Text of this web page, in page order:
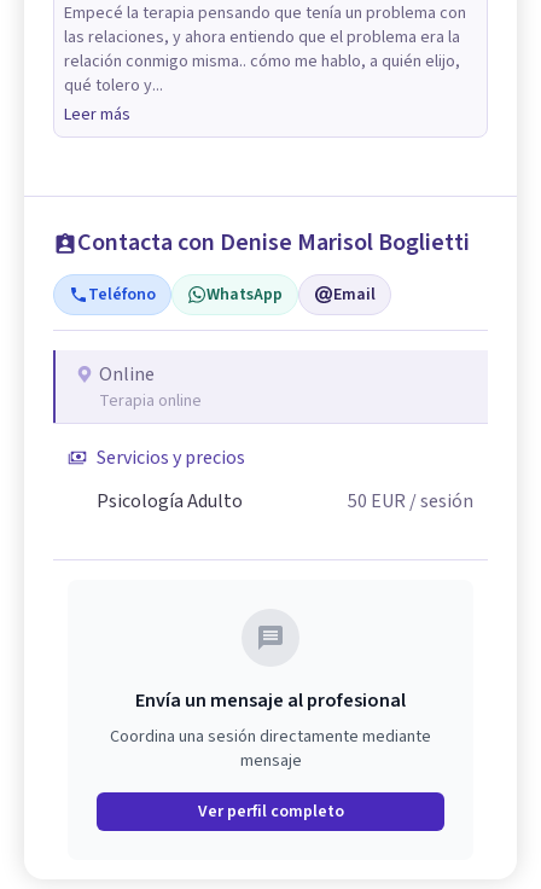
Empecé la terapia pensando que tenía un problema con
las relaciones, y ahora entiendo que el problema era la
relación conmigo misma.. cómo me hablo, a quién elijo,
qué tolero y...
Leer más
Contacta con Denise Marisol Boglietti
Teléfono WhatsApp Email
Online
Terapia online
Servicios y precios
Psicología Adulto
50 EUR / sesión
Envía un mensaje al profesional
Coordina una sesión directamente mediante
mensaje
Ver perfil completo